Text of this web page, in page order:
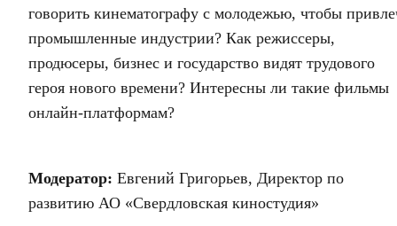
говорить кинематографу с молодежью, чтобы
промышленные индустрии? Как режиссеры,
продюсеры, бизнес и государство видят трудового
героя нового времени? Интересны ли такие фильмы
онлайн-платформам?
Модератор: Евгений Григорьев, Директор по
развитию АО «Свердловская киностудия»